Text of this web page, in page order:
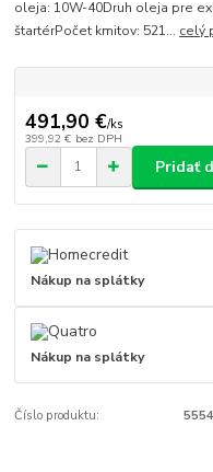
oleja: 10W-40Druh oleja pre
štartérPočet kmitov: 521... celý
491,90 €/ks
399,92 € bez DPH
Pridať
Nákup na splátky
Nákup na splátky
Číslo produktu: